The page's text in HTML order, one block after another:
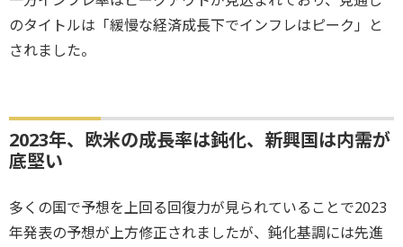
のタイトルは「緩慢な経済成長下でインフレはピーク」と
されました。
2023年、欧米の成長率は鈍化、新興国は内需が
底堅い
多くの国で予想を上回る回復力が見られていることで2023
年発表の予想が上方修正されましたが、鈍化基調には先進